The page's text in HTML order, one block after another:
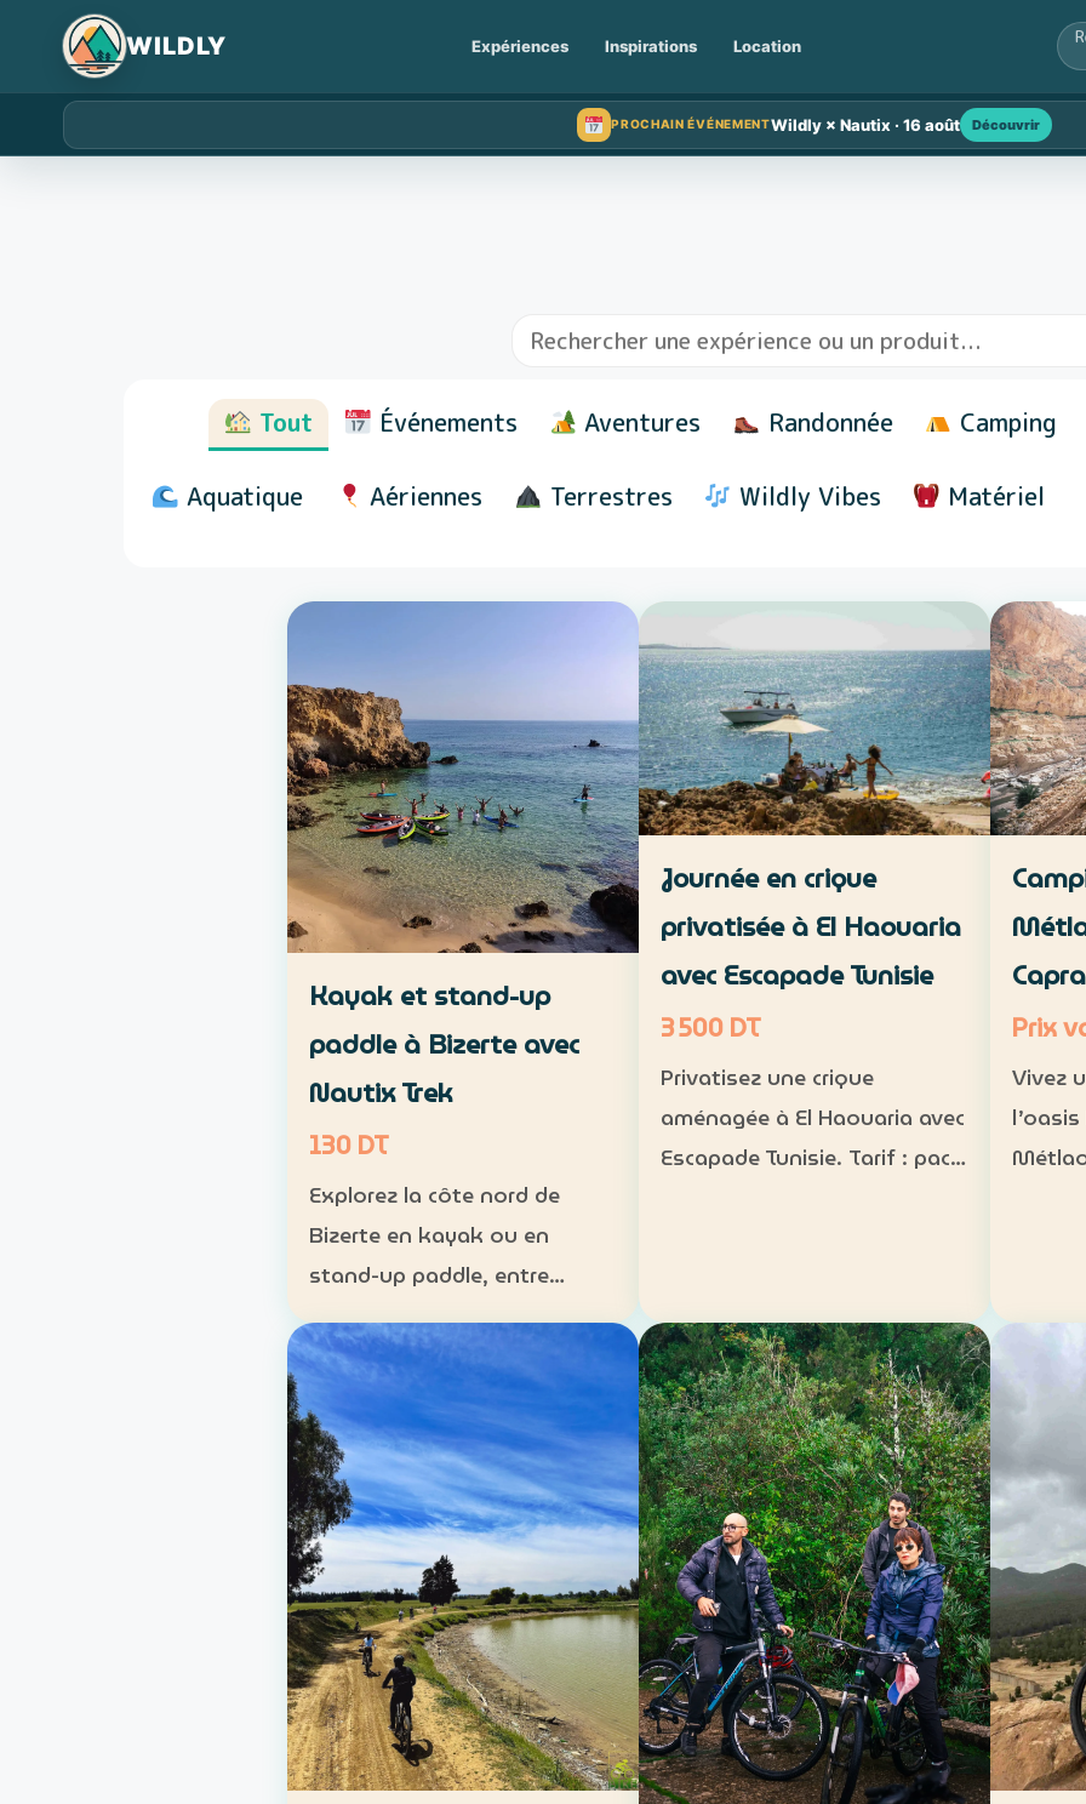
Expériences Inspirations Location
PROCHAIN ÉVÉNEMENTWildly × Nautix · 16 août Découvrir
Tout Événements Aventures Randonnée Camping
Aquatique Aériennes Terrestres Wildly Vibes Matériel
Kayak et stand-up
paddle à Bizerte avec
Nautix Trek
130 DT
Explorez la côte nord de
Bizerte en kayak ou en
stand-up paddle, entre
plage, reliefs et criques
préservées. Durée : environ 2
h 30 Distance : environ 5 km
Niveau : intermédiaire Tarif :
130 DT par personne La
sortie …
Journée en crique
privatisée à El Haouaria
avec Escapade Tunisie
3 500 DT
Privatisez une crique
aménagée à El Haouaria avec
Escapade Tunisie. Tarif : pack
et déjeuner selon la formule
convenue Août 2026 :
complet…
Prix
Vivez
sur